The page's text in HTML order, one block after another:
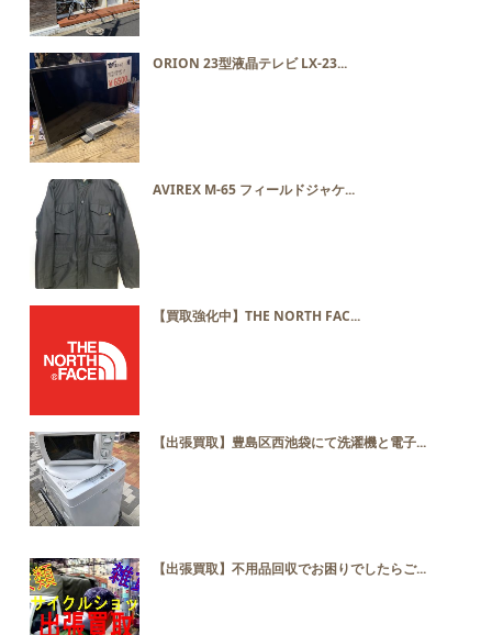
ORION 23型液晶テレビ LX-23...
AVIREX M-65 フィールドジャケ...
【買取強化中】THE NORTH FAC...
【出張買取】豊島区西池袋にて洗濯機と電子...
【出張買取】不用品回収でお困りでしたらご...